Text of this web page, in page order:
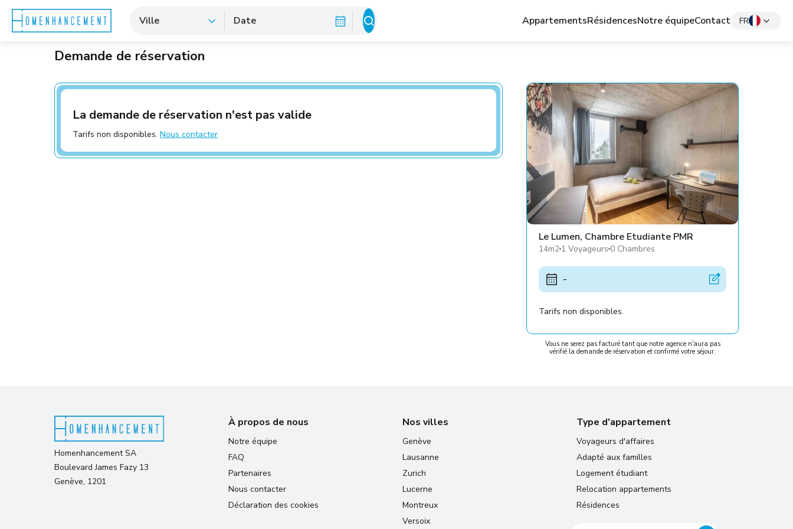
Ville Date AppartementsRésidencesNotre équipeContact FR
Demande de réservation
La demande de réservation n'est pas valide
Tarifs non disponibles. Nous contacter
Le Lumen, Chambre Etudiante PMR
14m2 1 Voyageurs 0 Chambres
-
Tarifs non disponibles.
Vous ne serez pas facturé tant que notre agence n'aura pas
vérifié la demande de réservation et confirmé votre séjour.
Homenhancement SA
Boulevard James Fazy 13
Genève, 1201
À propos de nous
Notre équipe
FAQ
Partenaires
Nous contacter
Déclaration des cookies
Nos villes
Genève
Lausanne
Zurich
Lucerne
Montreux
Versoix
Type d'appartement
Voyageurs d'affaires
Adapté aux familles
Logement étudiant
Relocation appartements
Résidences